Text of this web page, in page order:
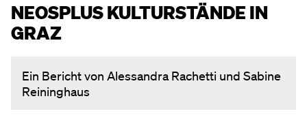
NEOSPLUS KULTURSTÄNDE IN
GRAZ
Ein Bericht von Alessandra Rachetti und Sabine
Reininghaus